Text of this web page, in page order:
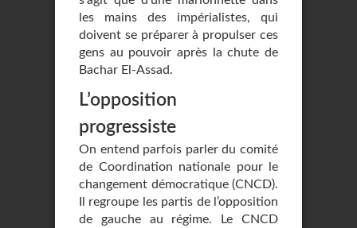
les mains des impérialistes, qui
doivent se préparer à propulser ces
gens au pouvoir après la chute de
Bachar El-Assad.
L’opposition
progressiste
On entend parfois parler du comité
de Coordination nationale pour le
changement démocratique (CNCD).
Il regroupe les partis de l’opposition
de gauche au régime. Le CNCD